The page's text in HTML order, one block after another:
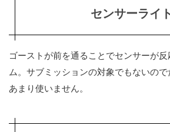
センサーライト
ゴーストが前を通ることでセンサーが
ム。サブミッションの対象でもないので
あまり使いません。